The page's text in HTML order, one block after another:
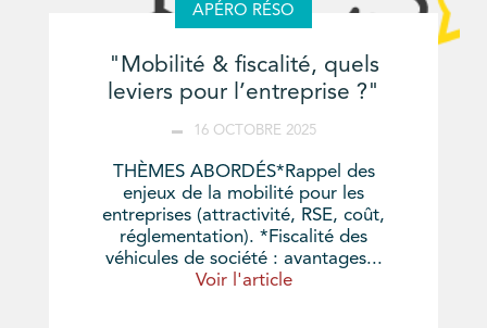
APÉRO RÉSO
"Mobilité & fiscalité, quels
leviers pour l’entreprise ?"
16 OCTOBRE 2025
THÈMES ABORDÉS*Rappel des
enjeux de la mobilité pour les
entreprises (attractivité, RSE, coût,
réglementation). *Fiscalité des
véhicules de société : avantages...
Voir l'article